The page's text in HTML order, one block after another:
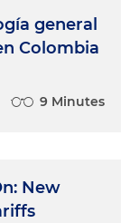
general
Colombia
9 Minutes
New